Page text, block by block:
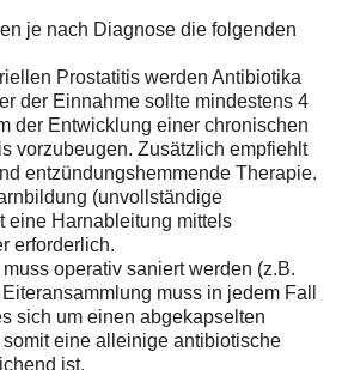
je nach Diagnose die folgenden
Prostatitis werden Antibiotika
der Einnahme sollte mindestens 4
der Entwicklung einer chronischen
vorzubeugen. Zusätzlich empfiehlt
entzündungshemmende Therapie.
(unvollständige
eine Harnableitung mittels
erforderlich.
operativ saniert werden (z.B.
muss in jedem Fall
sich um einen abgekapselten
eine alleinige antibiotische
ist.